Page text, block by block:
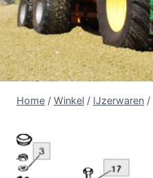
Home / Winkel / IJzerwaren /